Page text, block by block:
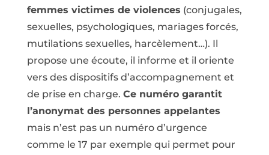
femmes victimes de violences (conjugales,
sexuelles, psychologiques, mariages forcés,
mutilations sexuelles, harcèlement…). Il
propose une écoute, il informe et il oriente
vers des dispositifs d’accompagnement et
de prise en charge. Ce numéro garantit
l’anonymat des personnes appelantes
mais n’est pas un numéro d’urgence
comme le 17 par exemple qui permet pour